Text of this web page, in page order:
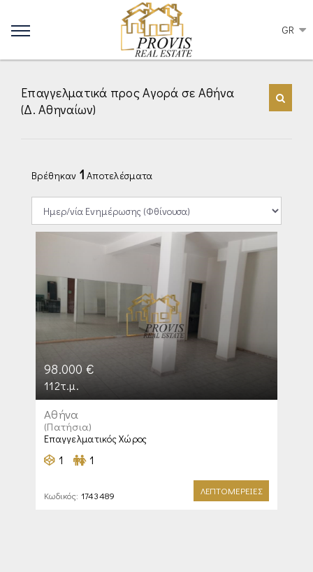
GR
Επαγγελματικά προς Αγορά σε Αθήνα
(Δ. Αθηναίων)
Βρέθηκαν 1 Αποτελέσματα
98.000 €
112τ.μ.
Αθήνα
(Πατήσια)
Επαγγελματικός Χώρος
1 1
Κωδικός: 1743489 ΛΕΠΤΟΜΕΡΕΙΕΣ